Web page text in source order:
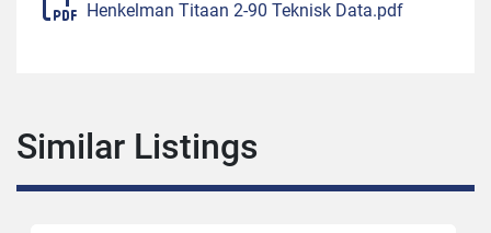
Henkelman Titaan 2-90 Teknisk Data.pdf
Similar Listings